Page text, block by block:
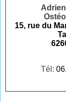
15, rue du
Tél: